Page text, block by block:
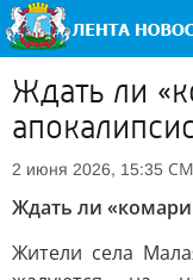
Ждать ли
2 июня 2026, 15:35
Ждать ли
Жители села